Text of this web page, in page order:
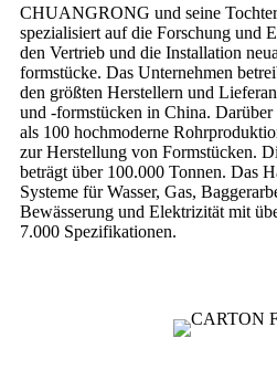
CHUANGRONG und seine
spezialisiert auf die Forschung und
den Vertrieb und die Installation
formstücke. Das Unternehmen
den größten Herstellern und
und -formstücken in China.
als 100 hochmoderne
zur Herstellung von Formstücken.
beträgt über 100.000 Tonnen. Das
Systeme für Wasser, Gas,
Bewässerung und Elektrizität mit
7.000 Spezifikationen.